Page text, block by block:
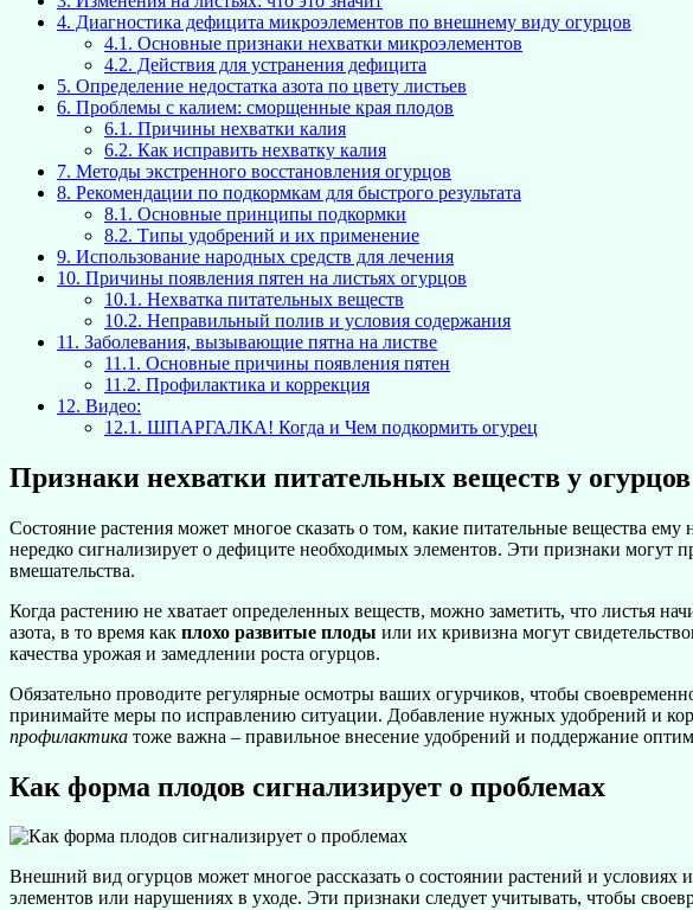
4. Диагностика дефицита микроэлементов по внешнему виду огурцов
4.1. Основные признаки нехватки микроэлементов
4.2. Действия для устранения дефицита
5. Определение недостатка азота по цвету листьев
6. Проблемы с калием: сморщенные края плодов
6.1. Причины нехватки калия
6.2. Как исправить нехватку калия
7. Методы экстренного восстановления огурцов
8. Рекомендации по подкормкам для быстрого результата
8.1. Основные принципы подкормки
8.2. Типы удобрений и их применение
9. Использование народных средств для лечения
10. Причины появления пятен на листьях огурцов
10.1. Нехватка питательных веществ
10.2. Неправильный полив и условия содержания
11. Заболевания, вызывающие пятна на листве
11.1. Основные причины появления пятен
11.2. Профилактика и коррекция
12. Видео:
12.1. ШПАРГАЛКА! Когда и Чем подкормить огурец
Признаки нехватки питательных веществ у огурцов
Состояние растения может многое сказать о том, какие питательные вещества
нередко сигнализирует о дефиците необходимых элементов. Эти признаки могут
вмешательства.
Когда растению не хватает определенных веществ, можно заметить, что листья
азота, в то время как плохо развитые плоды или их кривизна могут
качества урожая и замедлении роста огурцов.
Обязательно проводите регулярные осмотры ваших огурчиков, чтобы
принимайте меры по исправлению ситуации. Добавление нужных удобрений и
профилактика тоже важна – правильное внесение удобрений и поддержание
Как форма плодов сигнализирует о проблемах
Внешний вид огурцов может многое рассказать о состоянии растений и
элементов или нарушениях в уходе. Эти признаки следует учитывать, чтобы